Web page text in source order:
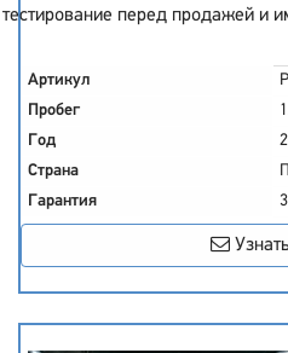
тестирование перед продажей и
Артикул
Пробег
Год
Страна
Гарантия